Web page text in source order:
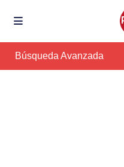
Búsqueda Avanzada